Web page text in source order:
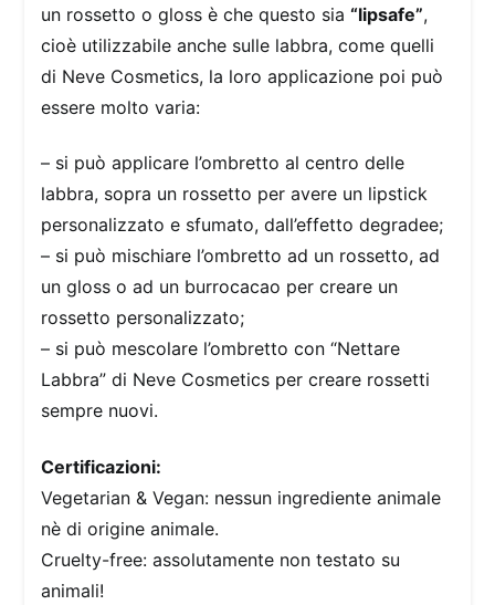
un rossetto o gloss è che questo sia“lipsafe”,
cioè utilizzabile anche sulle labbra, come quelli
di Neve Cosmetics, la loro applicazione poi può
essere molto varia:
– si può applicare l’ombretto al centro delle
labbra, sopra un rossetto per avere un lipstick
personalizzato e sfumato, dall’effetto degradee;
– si può mischiare l’ombretto ad un rossetto, ad
un gloss o ad un burrocacao per creare un
rossetto personalizzato;
– si può mescolare l’ombretto con “Nettare
Labbra” di Neve Cosmetics per creare rossetti
sempre nuovi.
Certificazioni:
Vegetarian & Vegan: nessun ingrediente animale
nè di origine animale.
Cruelty-free: assolutamente non testato su
animali!